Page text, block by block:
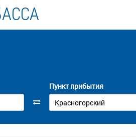
Пункт прибытия